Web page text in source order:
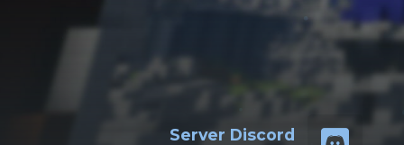
Server Discord